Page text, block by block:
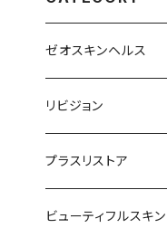
ゼオスキンヘルス
洗顔料・化粧水
美容液（光老化ケア）
美容液（透明感ケア）
リビジョン
化粧水
クリーム
プラスリストア
洗顔
ビューティフルスキン